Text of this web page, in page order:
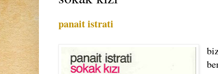
panait istrati